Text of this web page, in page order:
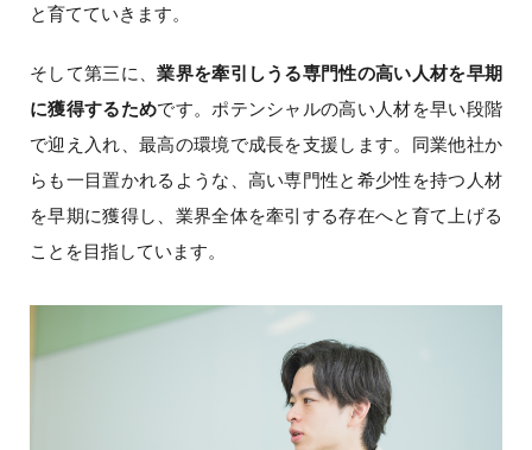
と育てていきます。
そして第三に、業界を牽引しうる専門性の高い人材を早期
に獲得するためです。ポテンシャルの高い人材を早い段階
で迎え入れ、最高の環境で成長を支援します。同業他社か
らも一目置かれるような、高い専門性と希少性を持つ人材
を早期に獲得し、業界全体を牽引する存在へと育て上げる
ことを目指しています。